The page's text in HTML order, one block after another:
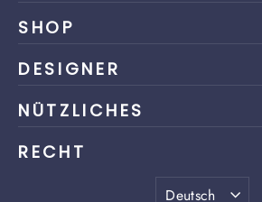
SHOP
DESIGNER
NÜTZLICHES
RECHT
Deutsch